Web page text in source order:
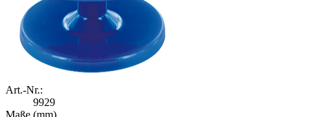
Art.-Nr.:
9929